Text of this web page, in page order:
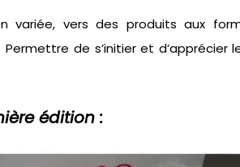
variée, vers des produits aux
de s’initier et d’apprécier
édition :